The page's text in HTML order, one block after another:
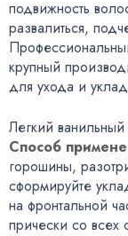
подвижность
развалиться,
крупный
для ухода и
Легкий ванильный
Способ
горошины,
сформируйте
на фронтальной
прически со всех